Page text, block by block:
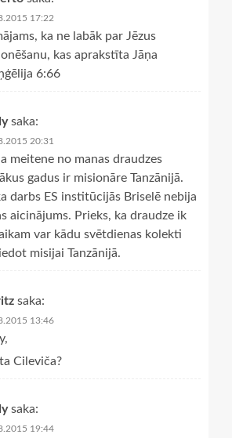
17:22
ka ne labāk par Jēzus
kas aprakstīta Jāņa
6:66
saka:
20:31
meitene no manas draudzes
gadus ir misionāre Tanzānijā.
darbs ES institūcijās Briselē nebija
aicinājums. Prieks, ka draudze ik
var kādu svētdienas kolekti
misijai Tanzānijā.
saka:
13:46
Cileviča?
saka:
19:44